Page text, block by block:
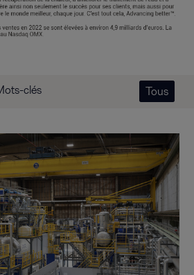
clés Tous